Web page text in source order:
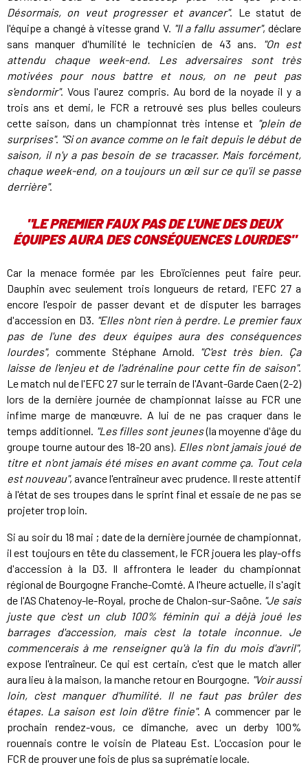
Désormais, on veut progresser et avancer". Le statut de
l'équipe a changé à vitesse grand V. "Il a fallu assumer", déclare
sans manquer d'humilité le technicien de 43 ans.
"On est
attendu chaque week-end. Les adversaires sont très
motivées pour nous battre et nous, on ne peut pas
s'endormir". Vous l'aurez compris. Au bord de la noyade il y a
trois ans et demi, le FCR a retrouvé ses plus belles couleurs
cette saison, dans un championnat très intense et "plein de
surprises". "Si on avance comme on le fait depuis le début de
saison, il n'y a pas besoin de se tracasser. Mais forcément,
chaque week-end, on a toujours un œil sur ce qu'il se passe
derrière".
"LE PREMIER FAUX PAS DE L'UNE DES DEUX
ÉQUIPES AURA DES CONSÉQUENCES LOURDES"
Car la menace formée par les Ebroïciennes peut faire peur.
Dauphin avec seulement trois longueurs de retard, l'EFC 27 a
encore l'espoir de passer devant et de disputer les barrages
d'accession en D3. "Elles n'ont rien à perdre. Le premier faux
pas de l'une des deux équipes aura des conséquences
lourdes", commente Stéphane Arnold. "C'est très bien. Ça
laisse de l'enjeu et de l'adrénaline pour cette fin de saison".
Le match nul de l'EFC 27 sur le terrain de l'Avant-Garde Caen (2-2)
lors de la dernière journée de championnat laisse au FCR une
infime marge de manœuvre. A lui de ne pas craquer dans le
temps additionnel. "Les filles sont jeunes(la moyenne d'âge du
groupe tourne autour des 18-20 ans). Elles n'ont jamais joué de
titre et n'ont jamais été mises en avant comme ça. Tout cela
est nouveau", avance l'entraîneur avec prudence. Il reste attentif
à l'état de ses troupes dans le sprint final et essaie de ne pas se
projeter trop loin.
Si au soir du 18 mai ; date de la dernière journée de championnat,
il est toujours en tête du classement, le FCR jouera les play-offs
d'accession à la D3. Il affrontera le leader du championnat
régional de Bourgogne Franche-Comté. A l'heure actuelle, il s'agit
de l'AS Chatenoy-le-Royal, proche de Chalon-sur-Saône. "Je sais
juste que c'est un club 100% féminin qui a déjà joué les
barrages d'accession, mais c'est la totale inconnue. Je
commencerais à me renseigner qu'à la fin du mois d'avril",
expose l'entraîneur. Ce qui est certain, c'est que le match aller
aura lieu à la maison, la manche retour en Bourgogne. "Voir aussi
loin, c'est manquer d'humilité. Il ne faut pas brûler des
étapes. La saison est loin d'être finie". A commencer par le
prochain rendez-vous, ce dimanche, avec un derby 100%
rouennais contre le voisin de Plateau Est. L'occasion pour le
FCR de prouver une fois de plus sa suprématie locale.